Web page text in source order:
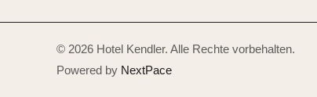
© 2026 Hotel Kendler. Alle Rechte vorbehalten.
Powered by NextPace